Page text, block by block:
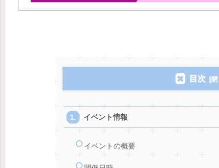
目次
イベント情報
イベントの概要